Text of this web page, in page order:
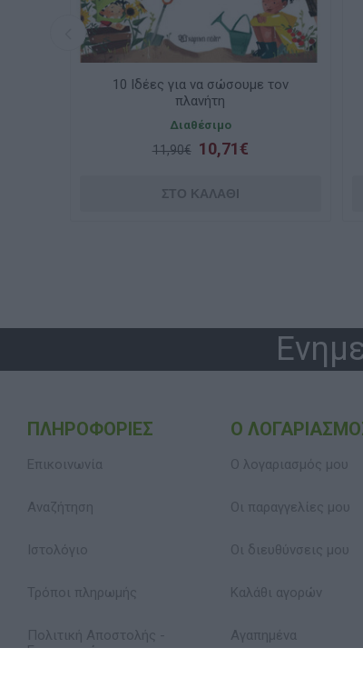
10 Ιδέες για να σώσουμε τον
πλανήτη
Διαθέσιμο
11,90€ 10,71€
ΠΛΗΡΟΦΟΡΊΕΣ
Επικοινωνία
Αναζήτηση
Ιστολόγιο
Τρόποι πληρωμής
Πολιτική Αποστολής -
Επιστροφών
Ο
Ο λογαριασμός μου
Οι παραγγελίες μου
Οι διευθύνσεις μου
Καλάθι αγορών
Αγαπημένα